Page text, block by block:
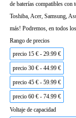
de baterías compatibles con
Toshiba, Acer, Samsung,
más! Podremos, en todos
Rango de precios
precio 15 € - 29.99 €
precio 30 € - 44.99 €
precio 45 € - 59.99 €
precio 60 € - 74.99 €
Voltaje de capacidad